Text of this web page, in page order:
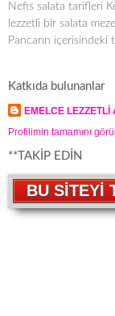
Nefis salata tarifleri
lezzetli bir salata
Pancarın içerisindeki
Katkıda bulunanlar
EMELCE LEZZETLİ
Profilimin tamamını
**TAKİP EDİN
BU SİTEYİ